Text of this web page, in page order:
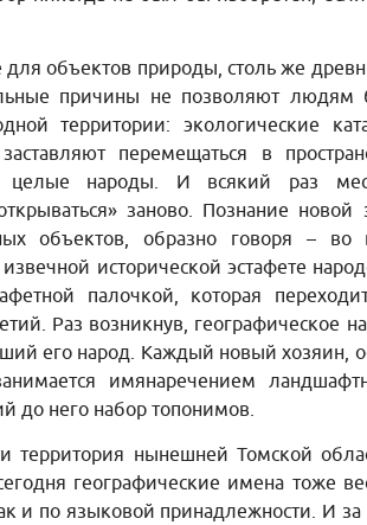
объектов природы, столь же
причины не позволяют людям
территории: экологические
перемещаться в
народы. И всякий раз
заново. Познание
объектов, образно говоря –
исторической эстафете
палочкой, которая
Раз возникнув, географическое
его народ. Каждый новый хозяин,
имянаречением
до него набор топонимов.
территория нынешней Томской
географические имена тоже
и по языковой принадлежности. И